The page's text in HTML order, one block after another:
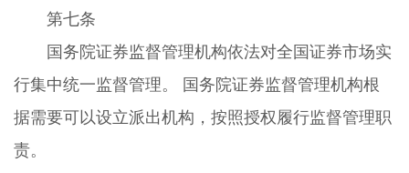
第七条
国务院证券监督管理机构依法对全国证券市场实
行集中统一监督管理。 国务院证券监督管理机构根
据需要可以设立派出机构，按照授权履行监督管理职
责。